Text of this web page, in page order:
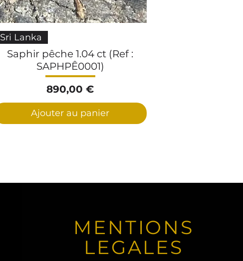
Aperçu rapide
Sri Lanka
Saphir pêche 1.04 ct (Ref :
SAPHPÊ0001)
Prix
890,00 €
Ajouter au panier
MENTIONS
LEGALES